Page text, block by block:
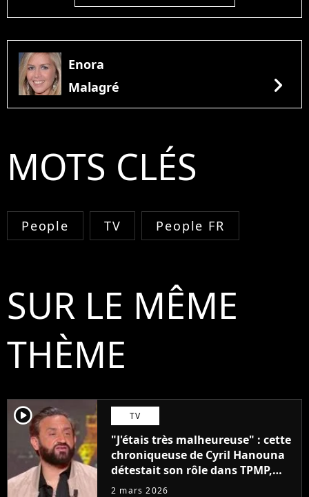
Enora
Malagré
chevron_right
MOTS CLÉS
People TV People FR
SUR LE MÊME
THÈME
player2 TV
"J'étais très malheureuse" : cette
chroniqueuse de Cyril Hanouna
détestait son rôle dans TPMP,
mais est restée "pour l'argent"
2 mars 2026